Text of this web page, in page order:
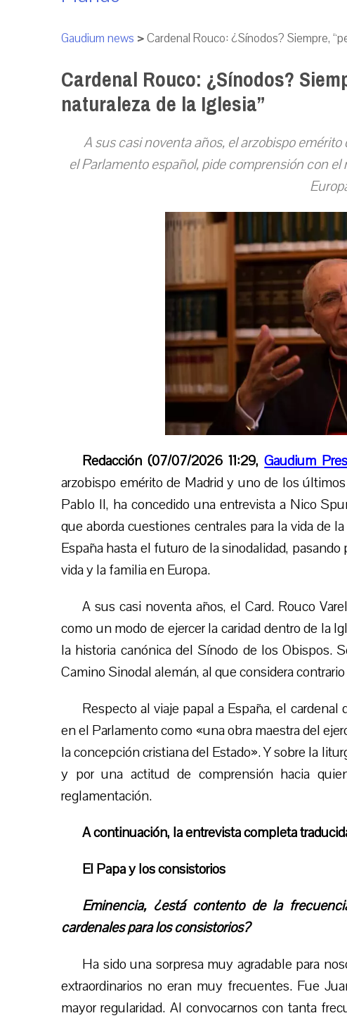
Gaudium news >Cardenal Rouco: ¿Sínodos? Siempre,
Cardenal Rouco: ¿Sínodos?
naturaleza de la Iglesia”
A sus casi noventa años, el arzobispo
el Parlamento español, pide comprensión con
Redacción (07/07/2026 11:29,Gaudium
arzobispo emérito de Madrid y uno de los
Pablo II, ha concedido una entrevista a Nico
que aborda cuestiones centrales para la vida de
España hasta el futuro de la sinodalidad,
vida y la familia en Europa.
A sus casi noventa años, el Card. Rouco
como un modo de ejercer la caridad dentro de la
la historia canónica del Sínodo de los Obispos.
Camino Sinodal alemán, al que considera
Respecto al viaje papal a España, el
en el Parlamento como «una obra maestra del
la concepción cristiana del Estado». Y sobre la
y por una actitud de comprensión hacia
reglamentación.
A continuación, la entrevista completa
El Papa y los consistorios
Eminencia, ¿está contento de la
cardenales para los consistorios?
Ha sido una sorpresa muy agradable para
extraordinarios no eran muy frecuentes. Fue
mayor regularidad. Al convocarnos con tanta